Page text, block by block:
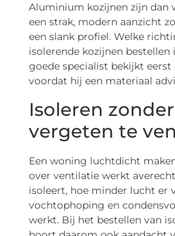
Aluminium kozijnen zijn dan
een strak, modern aanzicht
een slank profiel. Welke
isolerende kozijnen
goede specialist bekijkt
voordat hij een materiaal
Isoleren
vergeten te
Een woning luchtdicht
over ventilatie werkt
isoleert, hoe minder lucht er
vochtophoping en
werkt. Bij het bestellen van